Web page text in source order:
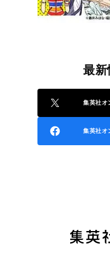
最新
集英社オ
集英社オ